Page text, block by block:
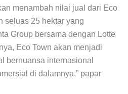
menambah nilai jual dari Eco
seluas 25 hektar yang
Group bersama dengan Lotte
Eco Town akan menjadi
bernuansa internasional
di dalamnya,” papar